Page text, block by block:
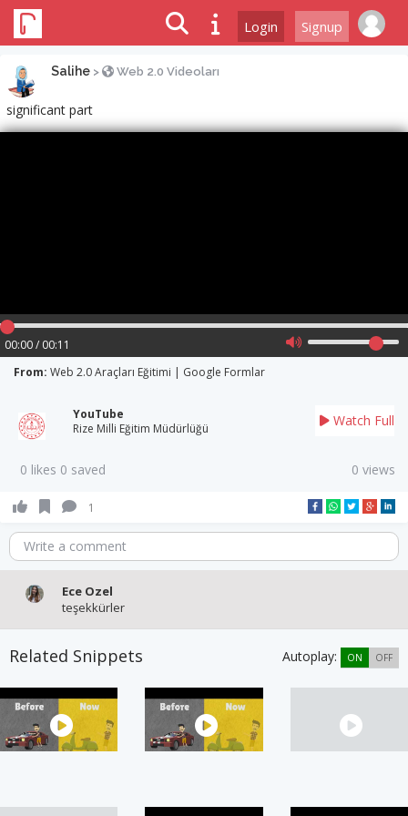
Login Signup
Salihe > Web 2.0 Videoları
significant part
00:00 / 00:11
From: Web 2.0 Araçları Eğitimi | Google Formlar
YouTube
Rize Milli Eğitim Müdürlüğü
Watch Full
0 likes 0 saved 0 views
1
Write a comment
Ece Ozel
teşekkürler
Related Snippets Autoplay: ON OFF